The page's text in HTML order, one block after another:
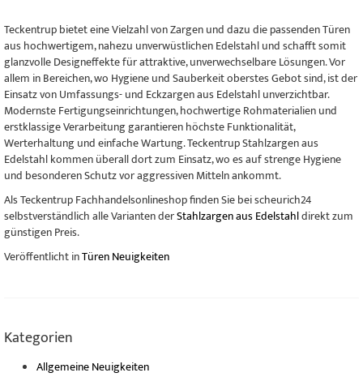
Teckentrup bietet eine Vielzahl von Zargen und dazu die passenden Türen
aus hochwertigem, nahezu unverwüstlichen Edelstahl und schafft somit
glanzvolle Designeffekte für attraktive, unverwechselbare Lösungen. Vor
allem in Bereichen, wo Hygiene und Sauberkeit oberstes Gebot sind, ist der
Einsatz von Umfassungs- und Eckzargen aus Edelstahl unverzichtbar.
Modernste Fertigungseinrichtungen, hochwertige Rohmaterialien und
erstklassige Verarbeitung garantieren höchste Funktionalität,
Werterhaltung und einfache Wartung. Teckentrup Stahlzargen aus
Edelstahl kommen überall dort zum Einsatz, wo es auf strenge Hygiene
und besonderen Schutz vor aggressiven Mitteln ankommt.
Als Teckentrup Fachhandelsonlineshop finden Sie bei scheurich24
selbstverständlich alle Varianten derStahlzargen aus Edelstahldirekt zum
günstigen Preis.
Veröffentlicht inTüren Neuigkeiten
Kategorien
Allgemeine Neuigkeiten